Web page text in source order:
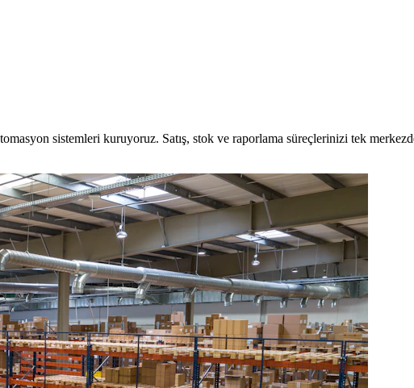
sistemleri kuruyoruz. Satış, stok ve raporlama süreçlerinizi tek